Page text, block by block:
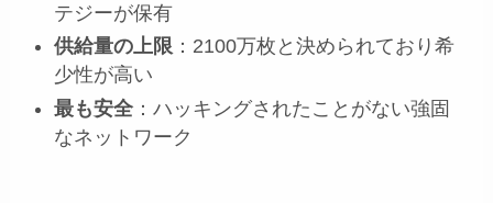
テジーが保有
供給量の上限 ：2100万枚と決められており希
少性が高い
最も安全 ：ハッキングされたことがない強固
なネットワーク